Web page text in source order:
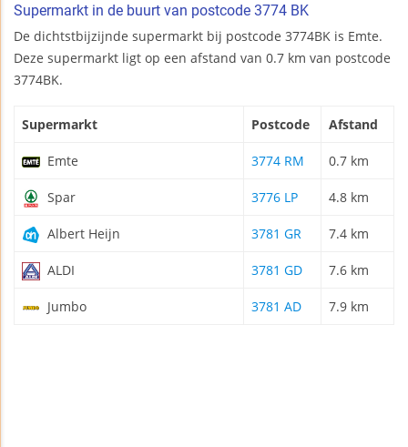
Supermarkt in de buurt van postcode 3774 BK
De dichtstbijzijnde supermarkt bij postcode 3774BK is Emte.
Deze supermarkt ligt op een afstand van 0.7 km van postcode
3774BK.
Supermarkt Postcode Afstand
Emte 3774 RM 0.7 km
Spar 3776 LP 4.8 km
Albert Heijn 3781 GR 7.4 km
ALDI 3781 GD 7.6 km
Jumbo 3781 AD 7.9 km